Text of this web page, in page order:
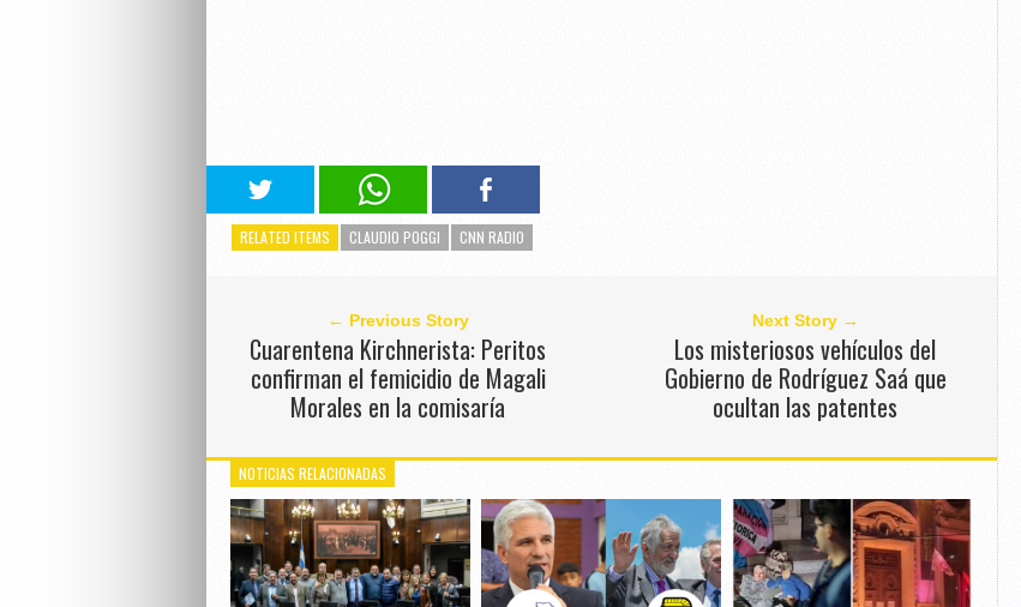
RELATED ITEMS CLAUDIO POGGI CNN RADIO
← Previous Story
Cuarentena Kirchnerista: Peritos
confirman el femicidio de Magali
Morales en la comisaría
Next Story →
Los misteriosos vehículos del
Gobierno de Rodríguez Saá que
ocultan las patentes
NOTICIAS RELACIONADAS